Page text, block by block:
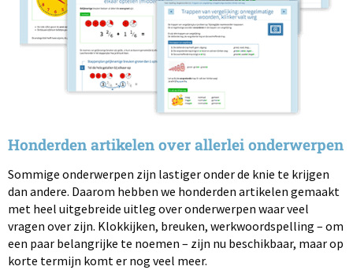
Honderden artikelen over allerlei onderwerpen
Sommige onderwerpen zijn lastiger onder de knie te krijgen
dan andere. Daarom hebben we honderden artikelen gemaakt
met heel uitgebreide uitleg over onderwerpen waar veel
vragen over zijn. Klokkijken, breuken, werkwoordspelling – om
een paar belangrijke te noemen – zijn nu beschikbaar, maar op
korte termijn komt er nog veel meer.